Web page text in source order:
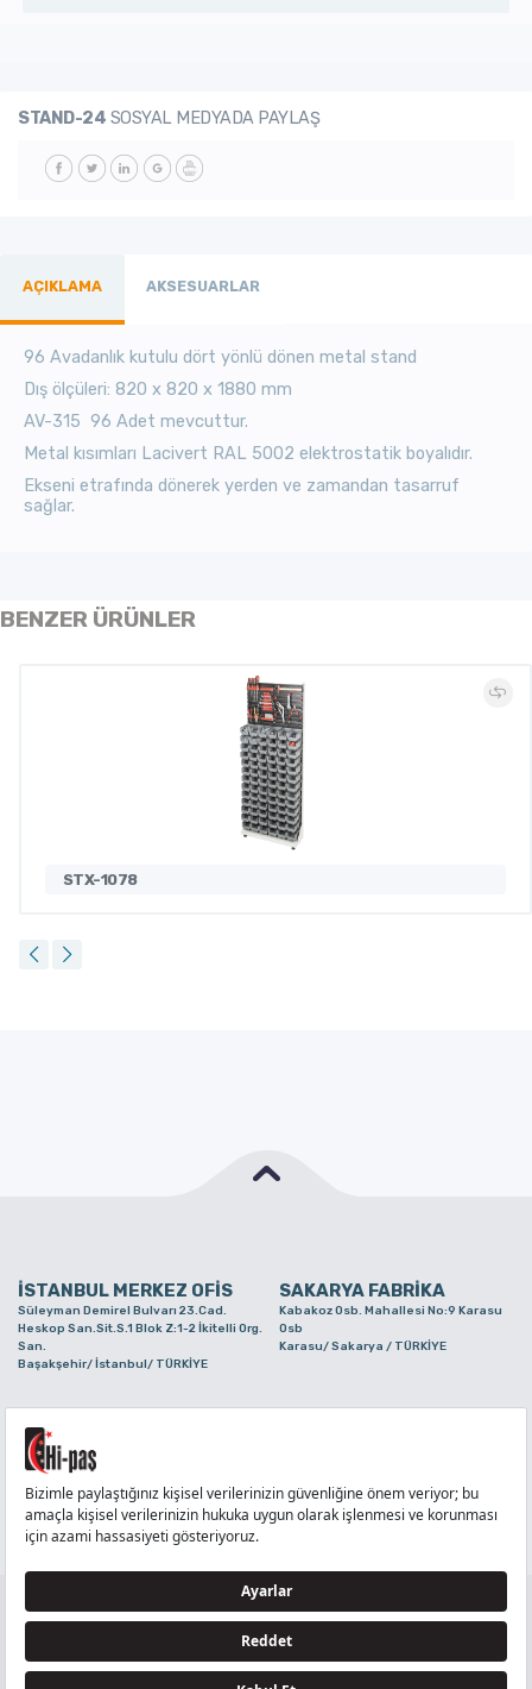
STAND-24 SOSYAL MEDYADA PAYLAŞ
AÇIKLAMA AKSESUARLAR
96 Avadanlık kutulu dört yönlü dönen metal stand
Dış ölçüleri: 820 x 820 x 1880 mm
AV-315 96 Adet mevcuttur.
Metal kısımları Lacivert RAL 5002 elektrostatik boyalıdır.
Ekseni etrafında dönerek yerden ve zamandan tasarruf
sağlar.
BENZER ÜRÜNLER
STX-1078
İSTANBUL MERKEZ OFİS SAKARYA FABRİKA
Süleyman Demirel Bulvarı 23.Cad.
Heskop San.Sit.S.1 Blok Z:1-2 İkitelli Org.
San.
Başakşehir/ İstanbul/ TÜRKİYE
Kabakoz Osb. Mahallesi No:9 Karasu
Osb
Karasu/ Sakarya / TÜRKİYE
Alaaddinbey Mah. Ayfatma Cad. No.11 A/C
Sam.3 Plaza B Blok Nilüfer/ Bursa/
TÜRKİYE
TELEFON
TÜM HAKLARI Hİ-PAŞ PLASTİK EŞYA TİC. VE SAN. LTD. ŞTİ..’E AİTTİR
Tedarikçi ve İş Ortakları Aydınlatma Metni - Ziyaretçi Aydınlatma Metni - Veri Sahibi Başvuru